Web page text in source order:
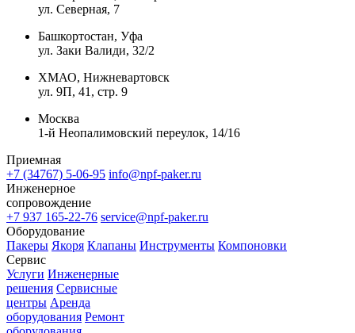
ул. Северная, 7
Башкортостан, Уфа
ул. Заки Валиди, 32/2
ХМАО, Нижневартовск
ул. 9П, 41, стр. 9
Москва
1-й Неопалимовский переулок, 14/16
Приемная
+7 (34767) 5-06-95 info@npf-paker.ru
Инженерное
сопровождение
+7 937 165-22-76 service@npf-paker.ru
Оборудование
Пакеры Якоря Клапаны Инструменты Компоновки
Сервис
Услуги Инженерные
решения Сервисные
центры Аренда
оборудования Ремонт